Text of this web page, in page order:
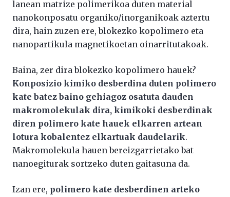
lanean matrize polimerikoa duten material
nanokonposatu organiko/inorganikoak aztertu
dira, hain zuzen ere, blokezko kopolimero eta
nanopartikula magnetikoetan oinarritutakoak.
Baina, zer dira blokezko kopolimero hauek?
Konposizio kimiko desberdina duten polimero
kate batez baino gehiagoz osatuta dauden
makromolekulak dira, kimikoki desberdinak
diren polimero kate hauek elkarren artean
lotura kobalentez elkartuak daudelarik.
Makromolekula hauen bereizgarrietako bat
nanoegiturak sortzeko duten gaitasuna da.
Izan ere, polimero kate desberdinen arteko